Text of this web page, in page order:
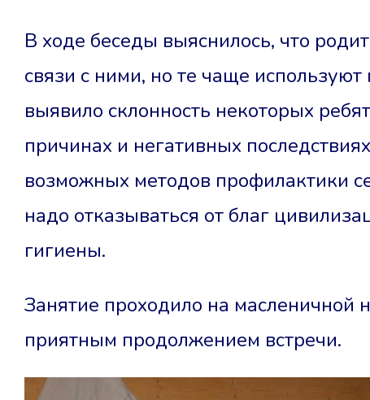
В ходе беседы выяснилось, что
связи с ними, но те чаще
выявило склонность некоторых
причинах и негативных
возможных методов профилактики
надо отказываться от благ
гигиены.
Занятие проходило на масленичной
приятным продолжением встречи.